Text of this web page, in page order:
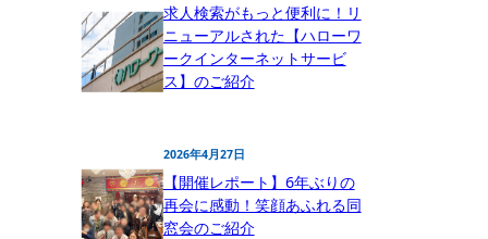
求人検索がもっと便利に！リ
ニューアルされた【ハローワ
ークインターネットサービ
ス】のご紹介
2026年4月27日
【開催レポート】6年ぶりの
再会に感動！笑顔あふれる同
窓会のご紹介